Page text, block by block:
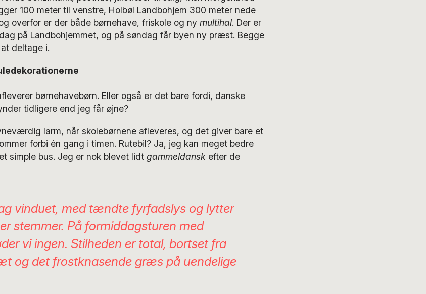
100 meter til venstre, Holbøl Landbohjem 300 meter nede
overfor er der både børnehave, friskole og ny multihal. Der er
på Landbohjemmet, og på søndag får byen ny præst. Begge
deltage i.
børnehavebørn. Eller også er det bare fordi, danske
tidligere end jeg får øjne?
larm, når skolebørnene afleveres, og det giver bare et
forbi én gang i timen. Rutebil? Ja, jeg kan meget bedre
simple bus. Jeg er nok blevet lidt gammeldanskefter de
vinduet, med tændte fyrfadslys og lytter
stemmer. På formiddagsturen med
vi ingen. Stilheden er total, bortset fra
og det frostknasende græs på uendelige